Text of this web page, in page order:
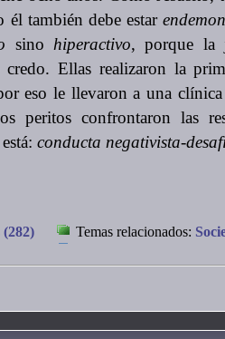
él también debe estar
sino hiperactivo, porque la
credo. Ellas realizaron la
eso le llevaron a una
peritos confrontaron las
conducta negativista-
Temas relacionados: